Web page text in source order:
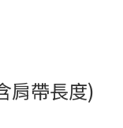
肩帶長度)